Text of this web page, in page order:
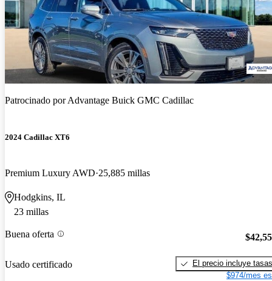
Patrocinado porAdvantage Buick GMC Cadillac
2024 Cadillac XT6
Premium Luxury AWD 25,885 millas
Hodgkins, IL
23 millas
Buena oferta
Usado certificado
El precio incluye tasas
$974/mes